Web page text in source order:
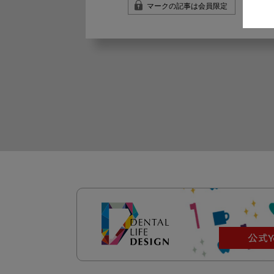
マークの記事は会員限定